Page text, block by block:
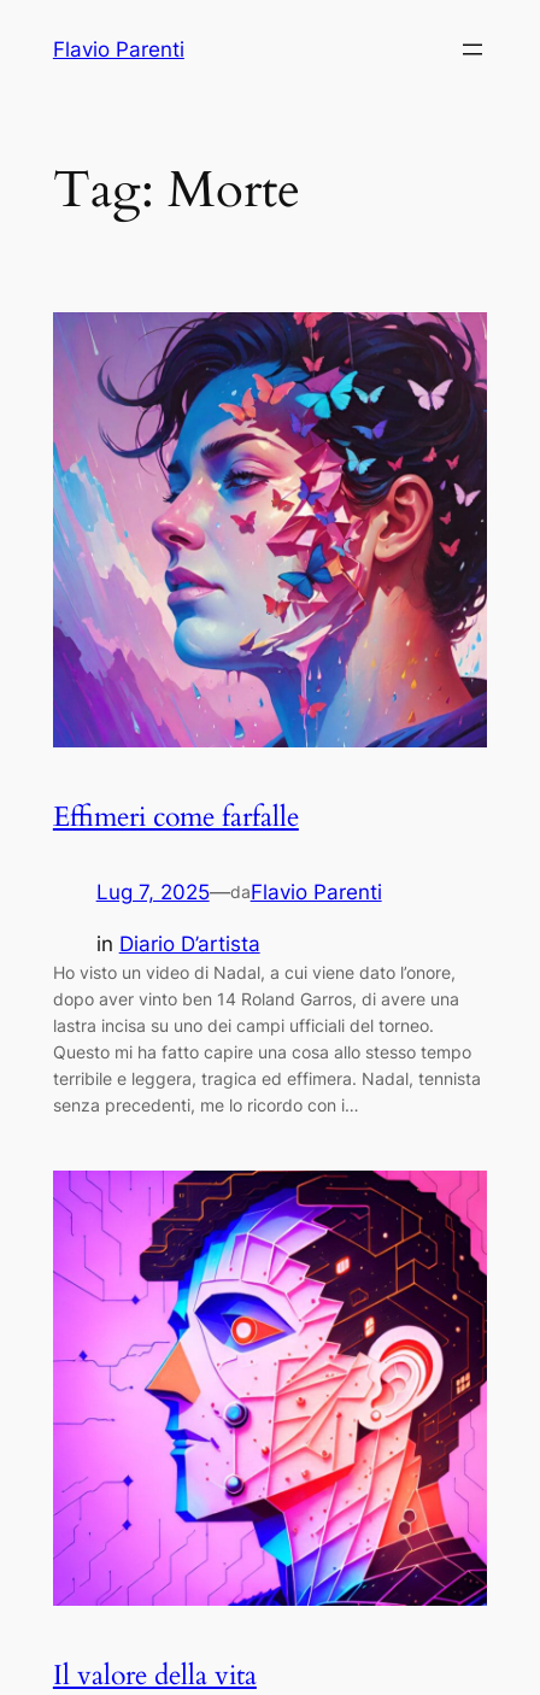
Flavio Parenti
Tag: Morte
Effimeri come farfalle
Lug 7, 2025—daFlavio Parenti
in Diario D’artista
Ho visto un video di Nadal, a cui viene dato l’onore,
dopo aver vinto ben 14 Roland Garros, di avere una
lastra incisa su uno dei campi ufficiali del torneo.
Questo mi ha fatto capire una cosa allo stesso tempo
terribile e leggera, tragica ed effimera. Nadal, tennista
senza precedenti, me lo ricordo con i…
Il valore della vita